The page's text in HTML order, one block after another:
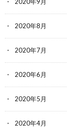
2020年8月
2020年7月
2020年6月
2020年5月
2020年4月